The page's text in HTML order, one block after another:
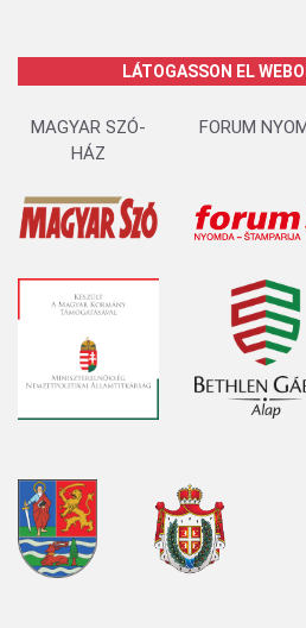
LÁTOGASSON EL
MAGYAR SZÓ-
HÁZ
FORUM